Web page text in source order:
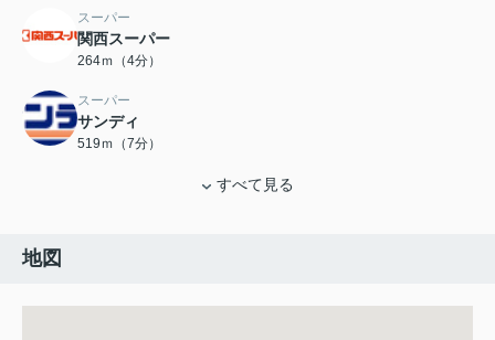
スーパー
関西スーパー
264ｍ（4分）
スーパー
サンディ
519ｍ（7分）
すべて見る
地図